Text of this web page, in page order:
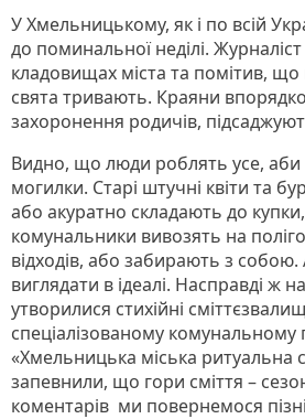
У Хмельницькому, як і по всій
до поминальної неділі.
кладовищах міста та помітив,
свята тривають. Краяни
захоронення родичів,
Видно, що люди роблять усе, аби
могилки. Старі штучні квіти та
або акуратно складають до купки,
комунальники вивозять на
відходів, або забирають з
виглядати в ідеалі. Насправді ж
утворилися стихійні
спеціалізованому комунальному
«Хмельницька міська ритуальна
запевнили, що гори сміття –
коментарів ми повернемося